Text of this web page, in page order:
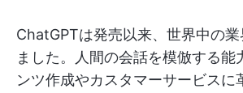
ChatGPTは発売以来、世界中の業
ました。人間の会話を模倣する能
ンツ作成やカスタマーサービスに